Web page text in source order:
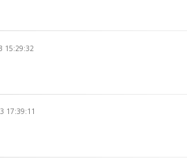
15:29:32
17:39:11